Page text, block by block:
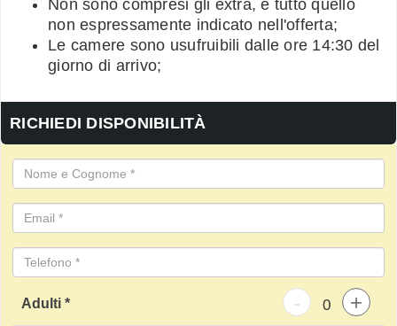
Non sono compresi gli extra, e tutto quello
non espressamente indicato nell'offerta;
Le camere sono usufruibili dalle ore 14:30 del
giorno di arrivo;
RICHIEDI DISPONIBILITÀ
Adulti * - +